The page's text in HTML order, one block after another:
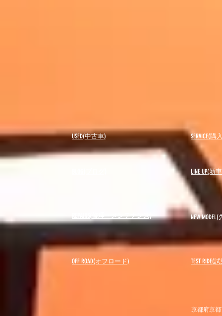
USED(中古車) SERVICE(
LINE UP(新
REPAIRS(修理・メンテナンス) NEW MODEL(
OFF ROAD(オフロード) ​TEST RIDE(
京都府京